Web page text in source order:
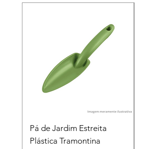
Pá de Jardim Estreita
Plástica Tramontina